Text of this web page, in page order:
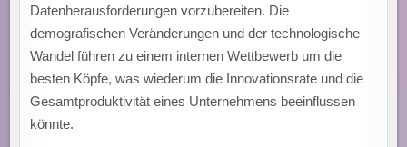
Datenherausforderungen vorzubereiten. Die
demografischen Veränderungen und der technologische
Wandel führen zu einem internen Wettbewerb um die
besten Köpfe, was wiederum die Innovationsrate und die
Gesamtproduktivität eines Unternehmens beeinflussen
könnte.